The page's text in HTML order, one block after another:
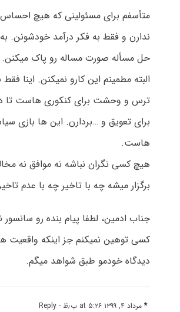
متأسفم برای مسئولینی که هیچ
ندارن و فقط به فکر درآمد خودشونن.
حل مسأله صورت مساله رو پاک میکنن.
البته مطمینم این کارو نمیکنن. اینا فقط
ترس و وحشت برای کنکوری هاست تا
برای تعویق و …بردارن. این ها بازی
هاست.
هیچ کسی نگران نباشه نه موافق نه
برگزار میشه چه با تاخیر چه با عدم
جناب ادمین، لطفا پیام بنده رو سانسور
کسی توهین نمیکنم جز اینکه واقعیت
دیدگاه خودمو طبق شواهد میگم.
*مرداد ۴, ۱۳۹۹ at ۵:۲۶ ب٫ظ - Reply